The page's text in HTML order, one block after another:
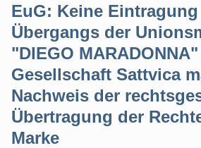
EuG: Keine
Übergangs der
"DIEGO
Gesellschaft Sattvica
Nachweis der
Übertragung der
Marke